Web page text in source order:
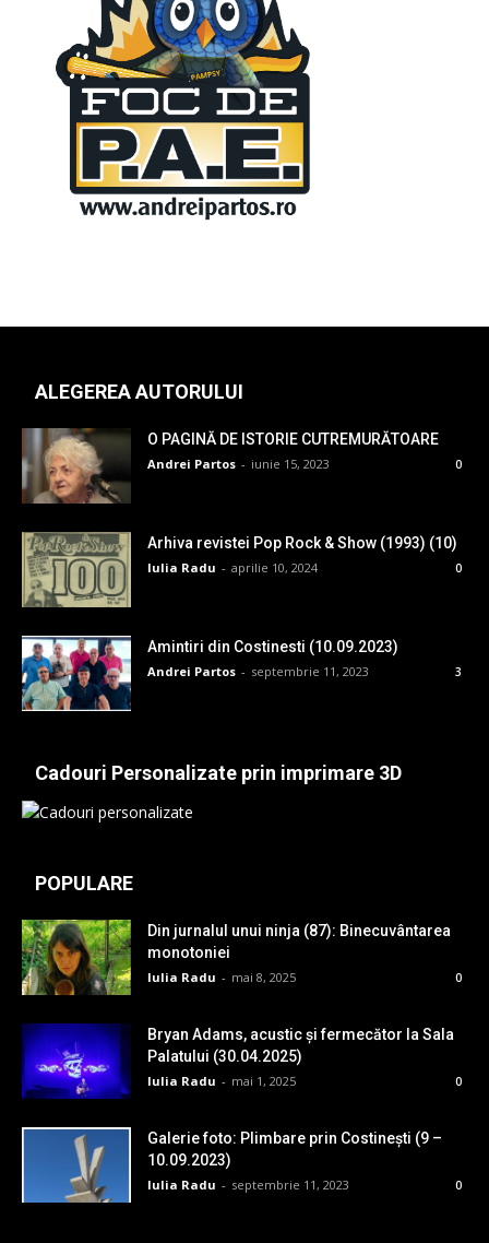
ALEGEREA AUTORULUI
O PAGINĂ DE ISTORIE CUTREMURĂTOARE
Andrei Partos - iunie 15, 2023 0
Arhiva revistei Pop Rock & Show (1993) (10)
Iulia Radu - aprilie 10, 2024 0
Amintiri din Costinesti (10.09.2023)
Andrei Partos - septembrie 11, 2023 3
Cadouri Personalizate prin imprimare 3D
POPULARE
Din jurnalul unui ninja (87): Binecuvântarea
monotoniei
Iulia Radu - mai 8, 2025 0
Bryan Adams, acustic și fermecător la Sala
Palatului (30.04.2025)
Iulia Radu - mai 1, 2025 0
Galerie foto: Plimbare prin Costinești (9 –
10.09.2023)
Iulia Radu - septembrie 11, 2023 0